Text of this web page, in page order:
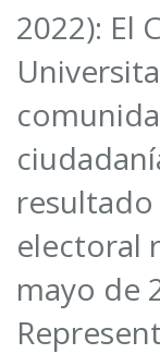
2022): El
electoral
mayo de